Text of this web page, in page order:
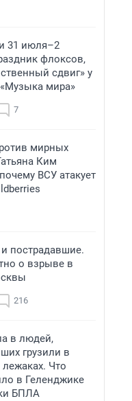
31 июля–2
флоксов,
сдвиг» у
мира»
7
мирных
Ким
ВСУ атакует
пострадавшие.
о взрыве в
216
в людей,
грузили в
Что
в Геленджике
БПЛА